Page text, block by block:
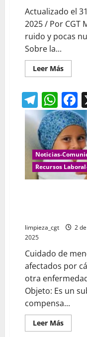
Actualizado el
2025 / Por CGT
ruido y pocas
Sobre la...
Leer MásLeer
más
Sobre
la
del
por
o
o
del
Noticias-
Recursos
limpieza_cgt
2
2025
Cuidado de
afectados por
otra
Objeto: Es un
compensa...
Leer MásLeer
más